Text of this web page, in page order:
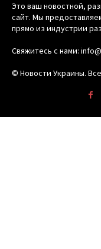
Это ваш новостной,
сайт. Мы
прямо из индустрии
Свяжитесь с нами:
© Новости Украины.